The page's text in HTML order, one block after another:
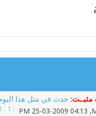
مثبــت: حدث في مثل هذا
‏, 25-03-2009 04:13 PM
1